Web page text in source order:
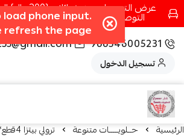
عرض التوصيل عند
التوصيل في مكه فقط كل اسبوع
966546005231
تسجيل الدخول
الرئيسية حــلويـــــات متنوعة ترولي بيتزا 4قطع*20G